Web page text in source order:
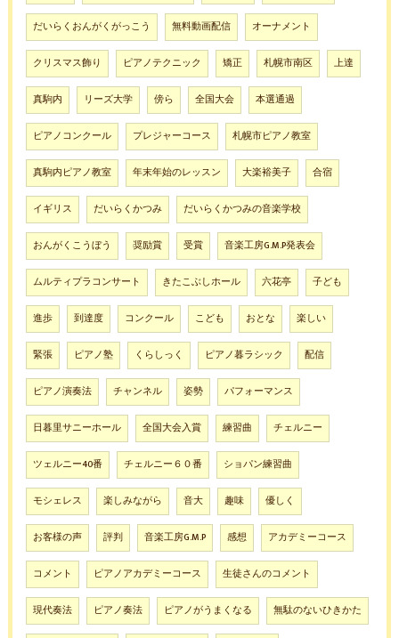
だいらくおんがくがっこう 無料動画配信 オーナメント
クリスマス飾り ピアノテクニック 矯正 札幌市南区 上達
真駒内 リーズ大学 傍ら 全国大会 本選通過
ピアノコンクール プレジャーコース 札幌市ピアノ教室
真駒内ピアノ教室 年末年始のレッスン 大楽裕美子 合宿
イギリス だいらくかつみ だいらくかつみの音楽学校
おんがくこうぼう 奨励賞 受賞 音楽工房G.M.P発表会
ムルティプラコンサート きたこぶしホール 六花亭 子ども
進歩 到達度 コンクール こども おとな 楽しい
緊張 ピアノ塾 くらしっく ピアノ暮ラシック 配信
ピアノ演奏法 チャンネル 姿勢 パフォーマンス
日暮里サニーホール 全国大会入賞 練習曲 チェルニー
ツェルニー40番 チェルニー６０番 ショパン練習曲
モシェレス 楽しみながら 音大 趣味 優しく
お客様の声 評判 音楽工房G.M.P 感想 アカデミーコース
コメント ピアノアカデミーコース 生徒さんのコメント
現代奏法 ピアノ奏法 ピアノがうまくなる 無駄のないひきかた